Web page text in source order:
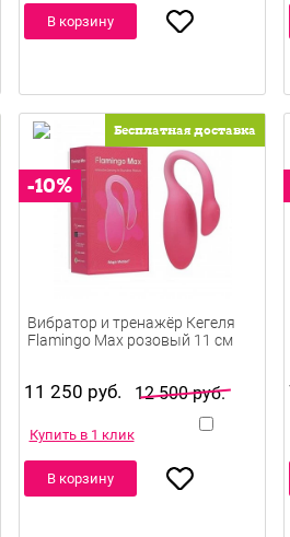
В корзину
Бесплатная доставка
11 250 руб. 12 500 руб.
Купить в 1 клик
В корзину